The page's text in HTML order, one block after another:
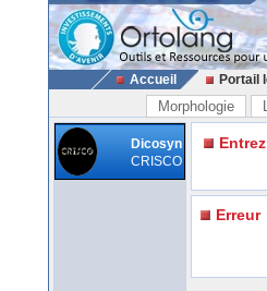
Accueil Portail
Morphologie
Dicosyn
CRISCO
Erreur